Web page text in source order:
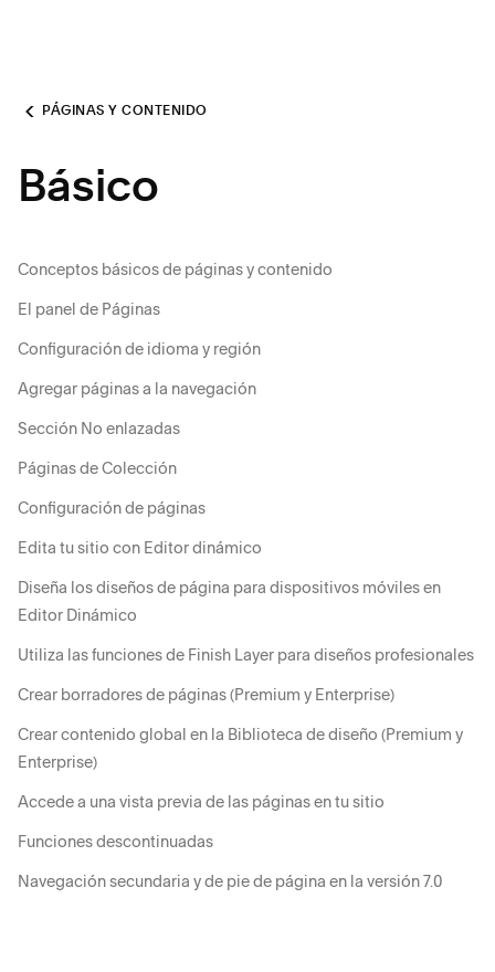
PÁGINAS Y CONTENIDO
Básico
Conceptos básicos de páginas y contenido
El panel de Páginas
Configuración de idioma y región
Agregar páginas a la navegación
Sección No enlazadas
Páginas de Colección
Configuración de páginas
Edita tu sitio con Editor dinámico
Diseña los diseños de página para dispositivos móviles en
Editor Dinámico
Utiliza las funciones de Finish Layer para diseños profesionales
Crear borradores de páginas (Premium y Enterprise)
Crear contenido global en la Biblioteca de diseño (Premium y
Enterprise)
Accede a una vista previa de las páginas en tu sitio
Funciones descontinuadas
Navegación secundaria y de pie de página en la versión 7.0